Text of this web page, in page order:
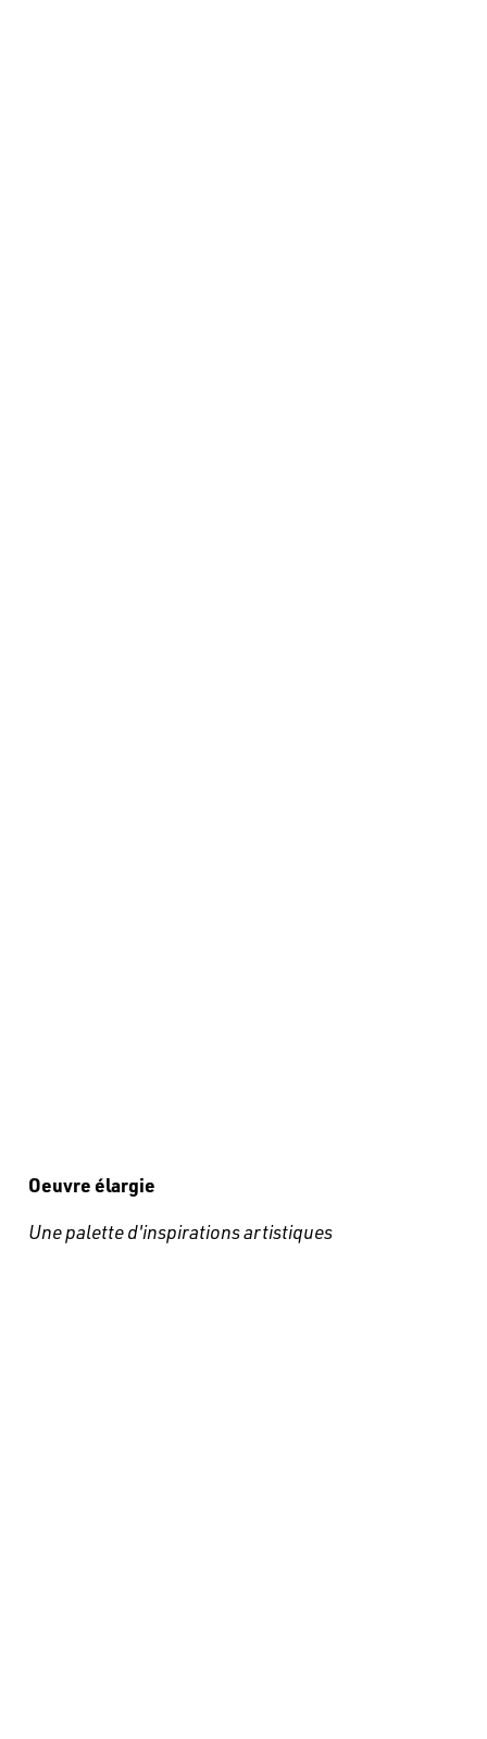
Oeuvre élargie
Une palette d'inspirations artistiques